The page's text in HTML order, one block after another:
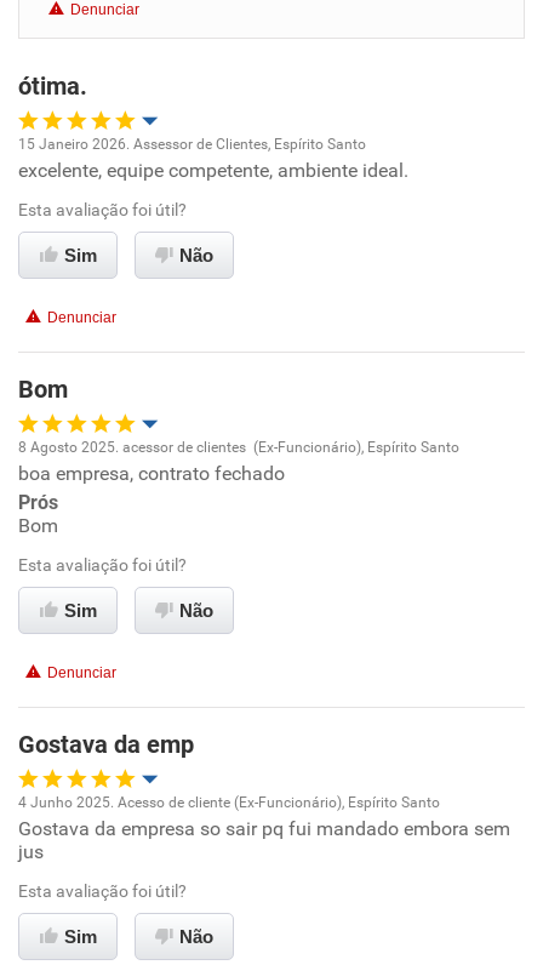
Benefícios
Recomenda esta empresa
Recomenda a diretoria
Denunciar
ótima.
Oportunidade de promoção
Ambiente de trabalho
Benefícios
Recomenda esta empresa
15 Janeiro 2026. Assessor de Clientes, Espírito Santo
excelente, equipe competente, ambiente ideal.
Esta avaliação foi útil?
Sim Não
Denunciar
Bom
Oportunidade de promoção
Ambiente de trabalho
Conciliação com a vida familiar
Recomenda a diretoria
8 Agosto 2025. acessor de clientes (Ex-Funcionário), Espírito Santo
boa empresa, contrato fechado
Prós
Bom
Esta avaliação foi útil?
Sim Não
Denunciar
Gostava da emp
Oportunidade de promoção
Ambiente de trabalho
Conciliação com a vida familiar
4 Junho 2025. Acesso de cliente (Ex-Funcionário), Espírito Santo
Gostava da empresa so sair pq fui mandado embora sem
jus
Esta avaliação foi útil?
Sim Não